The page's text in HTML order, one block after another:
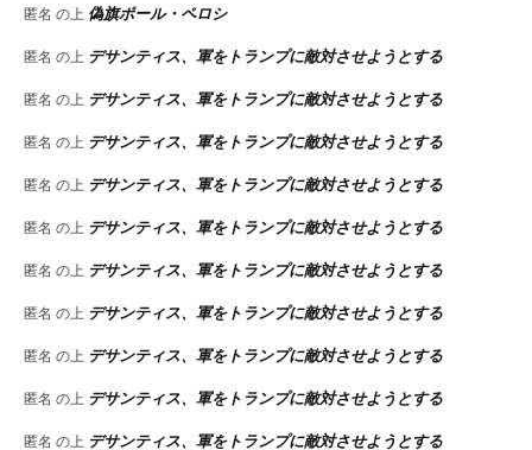
匿名 の上 偽旗ポール・ペロシ
匿名 の上 デサンティス、軍をトランプに敵対させようとする
匿名 の上 デサンティス、軍をトランプに敵対させようとする
匿名 の上 デサンティス、軍をトランプに敵対させようとする
匿名 の上 デサンティス、軍をトランプに敵対させようとする
匿名 の上 デサンティス、軍をトランプに敵対させようとする
匿名 の上 デサンティス、軍をトランプに敵対させようとする
匿名 の上 デサンティス、軍をトランプに敵対させようとする
匿名 の上 デサンティス、軍をトランプに敵対させようとする
匿名 の上 デサンティス、軍をトランプに敵対させようとする
匿名 の上 デサンティス、軍をトランプに敵対させようとする